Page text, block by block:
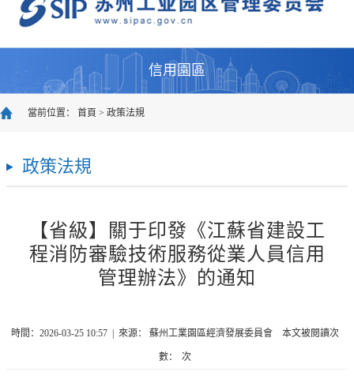
信用園區
當前位置： 首頁 > 政策法規
政策法規
【省級】關于印發《江蘇省建設工
程消防審驗技術服務從業人員信用
管理辦法》的通知
時間：2026-03-25 10:57 | 來源： 蘇州工業園區經濟發展委員會 本文被閱讀次
數： 次